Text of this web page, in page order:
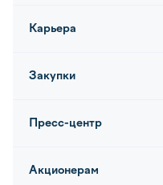
Карьера
Закупки
Пресс-центр
Акционерам